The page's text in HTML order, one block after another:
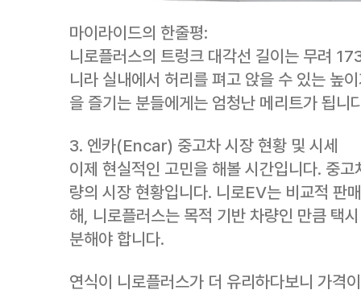
마이라이드의 한줄평:
니로플러스의 트렁크 대각선 길이는 무려
니라 실내에서 허리를 펴고 앉을 수 있는 높
을 즐기는 분들에게는 엄청난 메리트가 됩니
3. 엔카(Encar) 중고차 시장 현황 및 시세
이제 현실적인 고민을 해볼 시간입니다. 중
량의 시장 현황입니다. 니로EV는 비교적 판
해, 니로플러스는 목적 기반 차량인 만큼 택
분해야 합니다.
연식이 니로플러스가 더 유리하다보니 가격